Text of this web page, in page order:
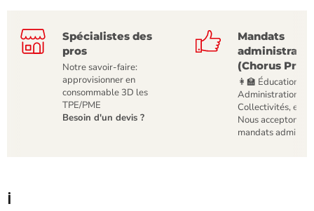
Spécialistes des
pros
Notre savoir-faire:
approvisionner en
consommable 3D les
TPE/PME
Besoin d'un devis ?
Mandats
(Chorus Pro)
👩‍🏫 Éducation,
Administrations,
Collectivités, etc
Nous acceptons
mandats
ℹ️